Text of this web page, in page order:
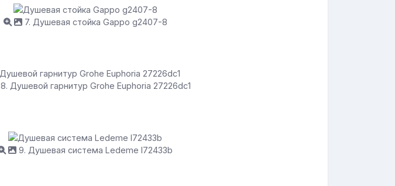
7. Душевая стойка Gappo g2407-8
8. Душевой гарнитур Grohe Euphoria 27226dc1
9. Душевая система Ledeme l72433b